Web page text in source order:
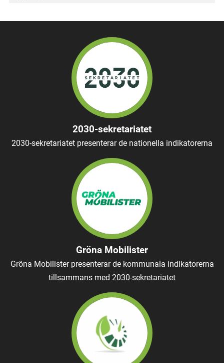
2030-sekretariatet
2030-sekretariatet presenterar de nationella indikatorerna
Gröna Mobilister
Gröna Mobilister presenterar de kommunala indikatorerna
tillsammans med 2030-sekretariatet